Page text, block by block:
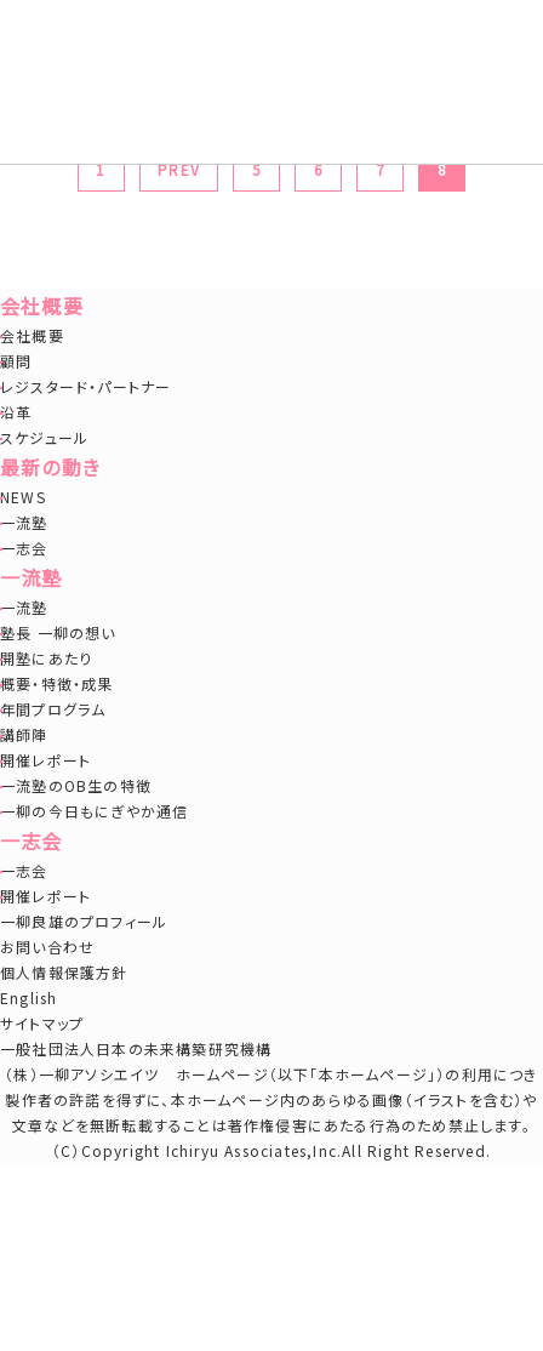
1 PREV 5 6 7 8
会社概要
会社概要
顧問
レジスタード・パートナー
沿革
スケジュール
最新の動き
NEWS
一流塾
一志会
一流塾
一流塾
塾長 一柳の想い
開塾にあたり
概要・特徴・成果
年間プログラム
講師陣
開催レポート
一流塾のOB生の特徴
一柳の今日もにぎやか通信
一志会
一志会
開催レポート
一柳良雄のプロフィール
お問い合わせ
個人情報保護方針
English
サイトマップ
一般社団法人日本の未来構築研究機構
（株）一柳アソシエイツ ホームページ（以下「本ホームページ」）の利用につき
製作者の許諾を得ずに、本ホームページ内のあらゆる画像（イラストを含む）や
文章などを無断転載することは著作権侵害にあたる行為のため禁止します。
（C）Copyright Ichiryu Associates,Inc.All Right Reserved.